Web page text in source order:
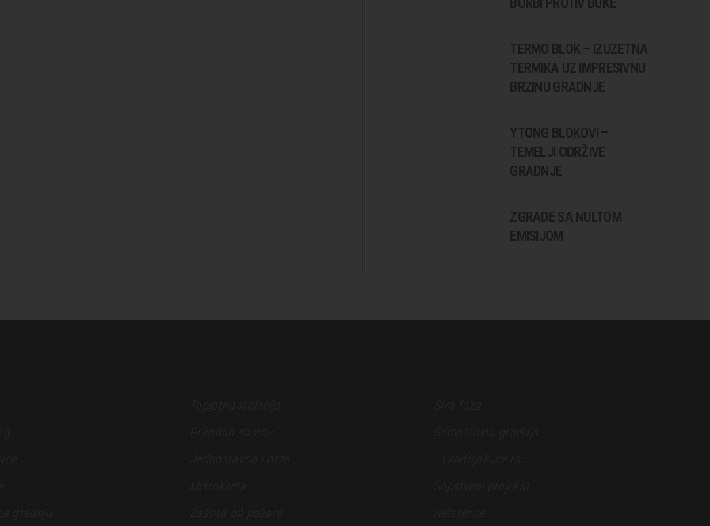
TERMO BLOK – IZUZETNA
TERMIKA UZ IMPRESIVNU
BRZINU GRADNJE
YTONG BLOKOVI –
TEMELJI ODRŽIVE
GRADNJE
ZGRADE SA NULTOM
EMISIJOM